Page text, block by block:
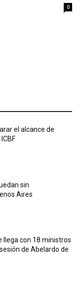
0
el alcance de
sin
Aires
llega con 18 ministros
de Abelardo de